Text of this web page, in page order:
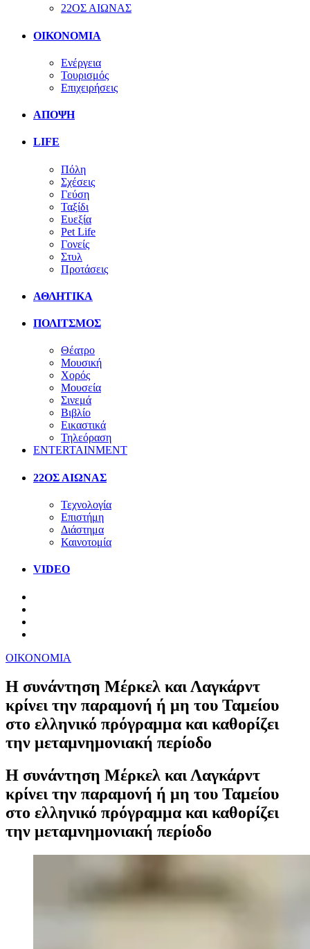
22ΟΣ ΑΙΩΝΑΣ
ΟΙΚΟΝΟΜΙΑ
Ενέργεια
Τουρισμός
Επιχειρήσεις
ΑΠΟΨΗ
LIFE
Πόλη
Σχέσεις
Γεύση
Ταξίδι
Ευεξία
Pet Life
Γονείς
Στυλ
Προτάσεις
ΑΘΛΗΤΙΚΑ
ΠΟΛΙΤΣΜΟΣ
Θέατρο
Μουσική
Χορός
Μουσεία
Σινεμά
Βιβλίο
Εικαστικά
Τηλεόραση
ENTERTAINMENT
22ΟΣ ΑΙΩΝΑΣ
Τεχνολογία
Επιστήμη
Διάστημα
Καινοτομία
VIDEO
ΟΙΚΟΝΟΜΙΑ
Η συνάντηση Μέρκελ και Λαγκάρντ
κρίνει την παραμονή ή μη του Ταμείου
στο ελληνικό πρόγραμμα και καθορίζει
την μεταμνημονιακή περίοδο
Η συνάντηση Μέρκελ και Λαγκάρντ
κρίνει την παραμονή ή μη του Ταμείου
στο ελληνικό πρόγραμμα και καθορίζει
την μεταμνημονιακή περίοδο